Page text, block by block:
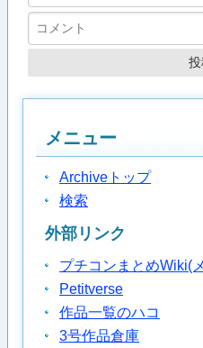
メニュー
Archiveトップ
検索
外部リンク
プチコンまとめWiki(
Petitverse
作品一覧のハコ
3号作品倉庫